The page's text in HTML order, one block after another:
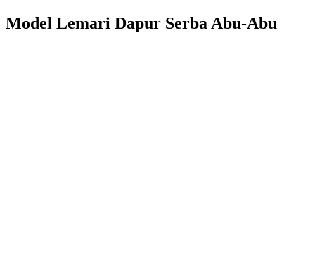
Model Lemari Dapur Serba Abu-Abu